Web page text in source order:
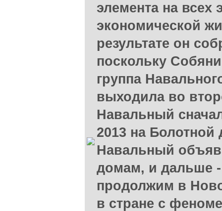
элемента на всех
экономической
результате он
поскольку
группа
выходила во
Навальный
2013 на Болотной
Навальный
домам, и дальше
продолжим в
в стране с